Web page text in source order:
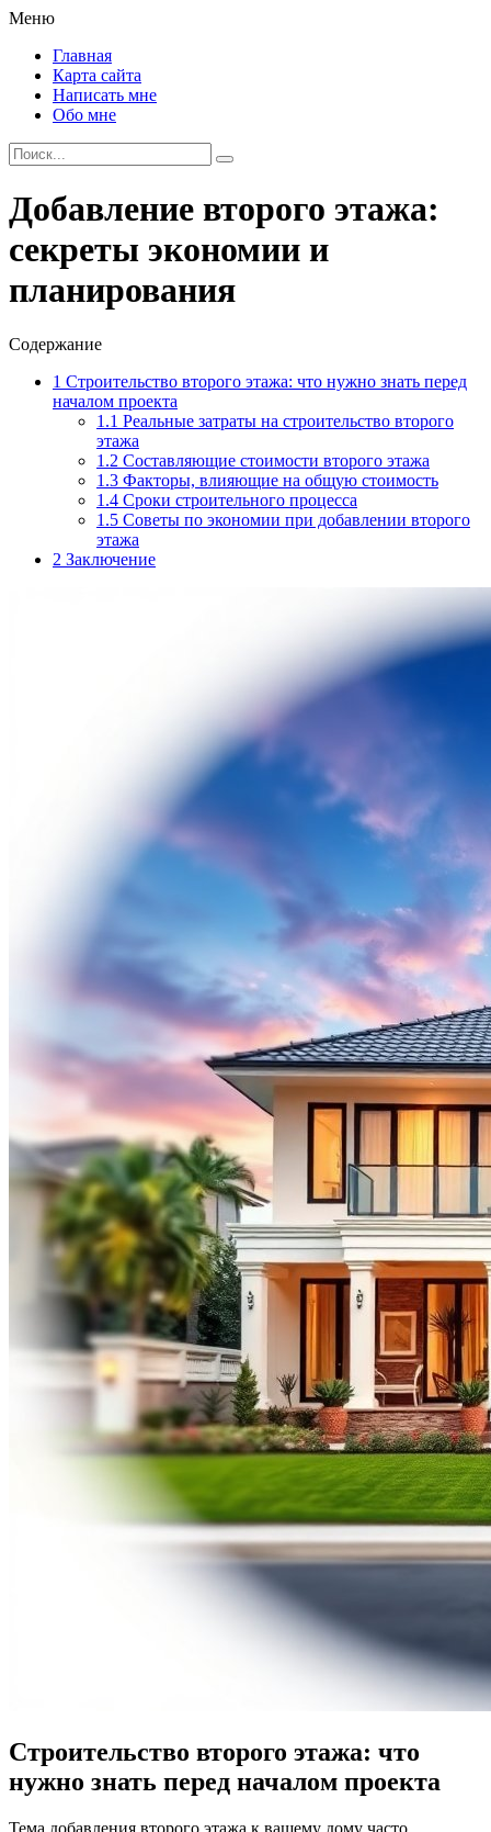
Меню
Главная
Карта сайта
Написать мне
Обо мне
Добавление второго этажа:
секреты экономии и
планирования
Содержание
1 Строительство второго этажа: что нужно знать перед
началом проекта
1.1 Реальные затраты на строительство второго
этажа
1.2 Составляющие стоимости второго этажа
1.3 Факторы, влияющие на общую стоимость
1.4 Сроки строительного процесса
1.5 Советы по экономии при добавлении второго
этажа
2 Заключение
Строительство второго этажа: что
нужно знать перед началом проекта
Тема добавления второго этажа к вашему дому часто